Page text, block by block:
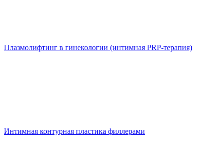
Плазмолифтинг в гинекологии (интимная PRP-терапия)
Интимная контурная пластика филлерами